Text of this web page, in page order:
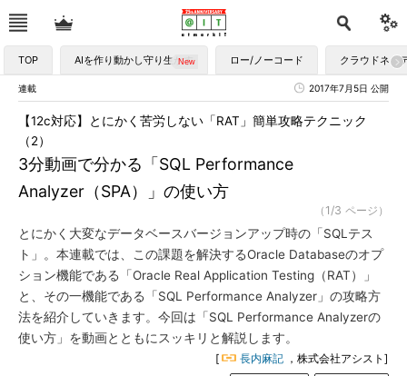
TOP AIを作り動かし守り生かす ロー/ノーコード クラウドネイ
連載 2017年7月5日 公開
3分動画で分かる「SQL Performance
Analyzer（SPA）」の使い方
【12c対応】とにかく苦労しない「RAT」簡単攻略テクニック
（2）
（1/3 ページ）
とにかく大変なデータベースバージョンアップ時の「SQLテス
ト」。本連載では、この課題を解決するOracle Databaseのオプ
ション機能である「Oracle Real Application Testing（RAT）」
と、その一機能である「SQL Performance Analyzer」の攻略方
法を紹介していきます。今回は「SQL Performance Analyzerの
使い方」を動画とともにスッキリと解説します。
[ 長内麻記 ，株式会社アシスト]